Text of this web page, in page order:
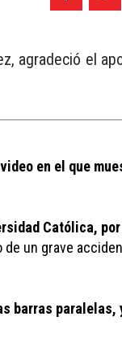
agradeció el
en el que
Católica,
de un grave
barras paralelas,